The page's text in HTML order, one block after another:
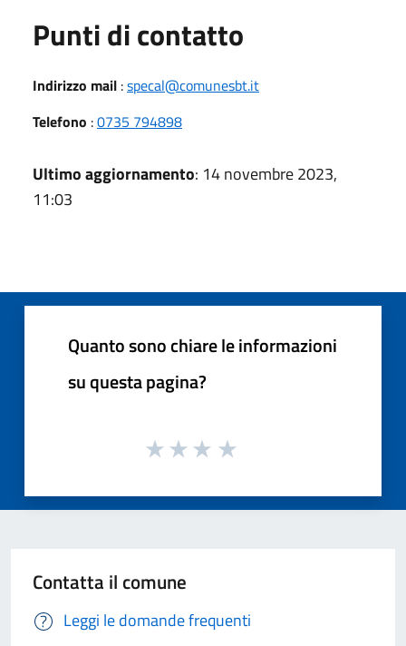
Punti di contatto
Indirizzo mail :specal@comunesbt.it
Telefono :0735 794898
Ultimo aggiornamento: 14 novembre 2023,
11:03
Quanto sono chiare le informazioni
su questa pagina?
Contatta il comune
Leggi le domande frequenti